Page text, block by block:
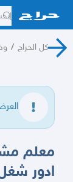
كل الحراج /
معلم
ادور